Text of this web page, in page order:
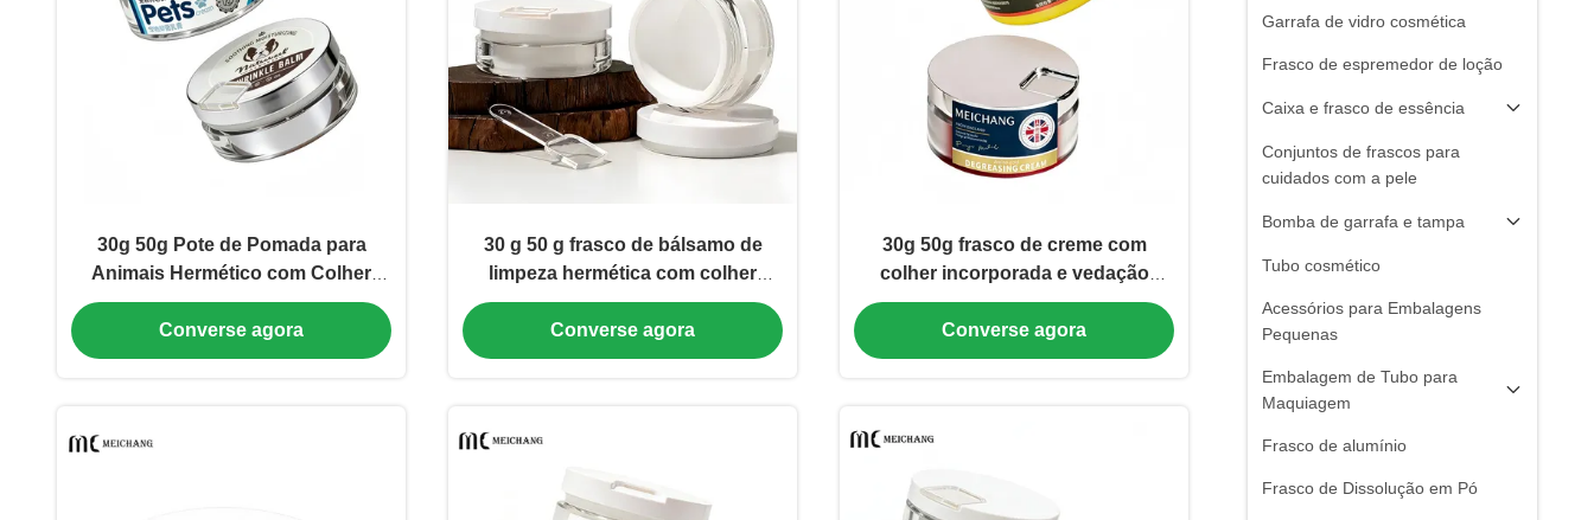
Garrafa de vidro cosmética
Frasco de espremedor de loção
Caixa e frasco de essência
Conjuntos de frascos para
cuidados com a pele
Bomba de garrafa e tampa
Tubo cosmético
Acessórios para Embalagens
Pequenas
Embalagem de Tubo para
Maquiagem
Frasco de alumínio
Frasco de Dissolução em Pó
30g 50g Pote de Pomada para
Animais Hermético com Colher
Embutida AS + PP Recipiente
Interno para Creme para
Cicatrização de Feridas e
Converse agora
30 g 50 g frasco de bálsamo de
limpeza hermética com colher
incorporada ((MC-AS-552)
Converse agora
30g 50g frasco de creme com
colher incorporada e vedação
hermética para o bálsamo
desengraxante de animais de
estimação feito de material de
Converse agora